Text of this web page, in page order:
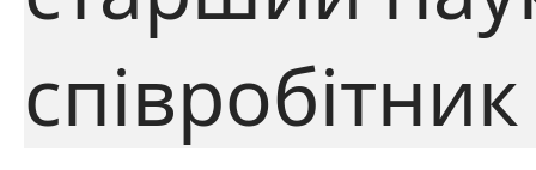
співробітник